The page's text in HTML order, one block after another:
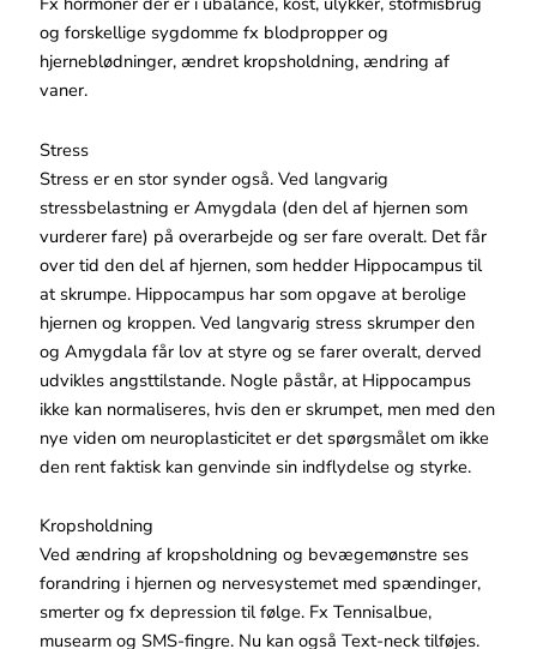
og forskellige sygdomme fx blodpropper og
hjerneblødninger, ændret kropsholdning, ændring af
vaner.
Stress
Stress er en stor synder også. Ved langvarig
stressbelastning er Amygdala (den del af hjernen som
vurderer fare) på overarbejde og ser fare overalt. Det får
over tid den del af hjernen, som hedder Hippocampus til
at skrumpe. Hippocampus har som opgave at berolige
hjernen og kroppen. Ved langvarig stress skrumper den
og Amygdala får lov at styre og se farer overalt, derved
udvikles angsttilstande. Nogle påstår, at Hippocampus
ikke kan normaliseres, hvis den er skrumpet, men med den
nye viden om neuroplasticitet er det spørgsmålet om ikke
den rent faktisk kan genvinde sin indflydelse og styrke.
Kropsholdning
Ved ændring af kropsholdning og bevægemønstre ses
forandring i hjernen og nervesystemet med spændinger,
smerter og fx depression til følge. Fx Tennisalbue,
musearm og SMS-fingre. Nu kan også Text-neck tilføjes.